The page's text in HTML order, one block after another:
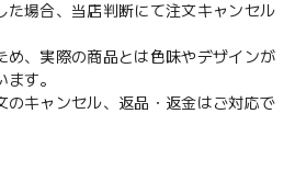
た場合、当店判断にて注文キャンセル
め、実際の商品とは色味やデザインが
す。
のキャンセル、返品・返金はご対応で